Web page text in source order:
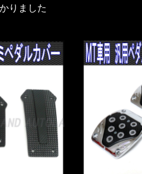
りました